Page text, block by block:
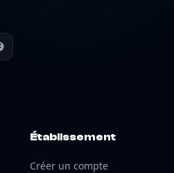
Établissement
Créer un compte